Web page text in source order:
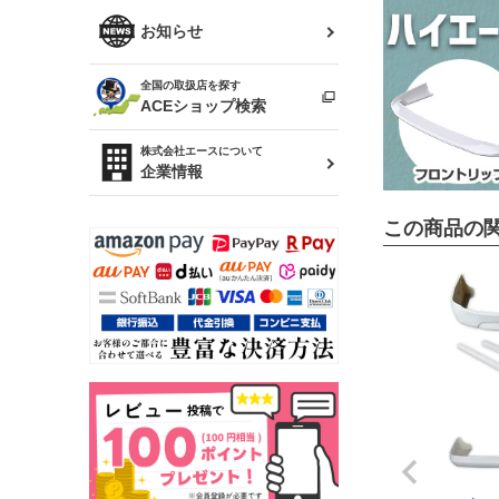
ソアラ
アルテッツァ
プロボックス
RAV4
R34 スカイライン
スカイライン
（ER34/R33/ECR33/R32）
キャラバン
ローレル
セフィーロ
ファッション小物
雑貨・ステーショナリー
ベビー用品
お知らせ
全国の取扱店を探す
ACEショップ検索
株式会社エースについて
企業情報
この商品の